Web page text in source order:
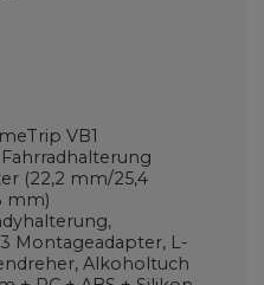
VB1
(22,2 mm/25,4
mm)
Montageadapter, L-
Alkoholtuch